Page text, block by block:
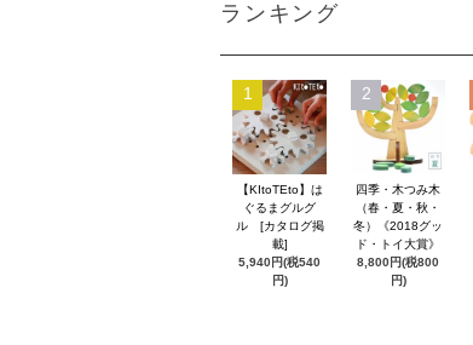
ランキング
1
【KItoTEto】は
ぐるまグルグ
ル [カタログ掲
載]
5,940円(税540
円)
2
四季・木つみ木
（春・夏・秋・
冬）《2018グッ
ド・トイ大賞》
8,800円(税800
円)